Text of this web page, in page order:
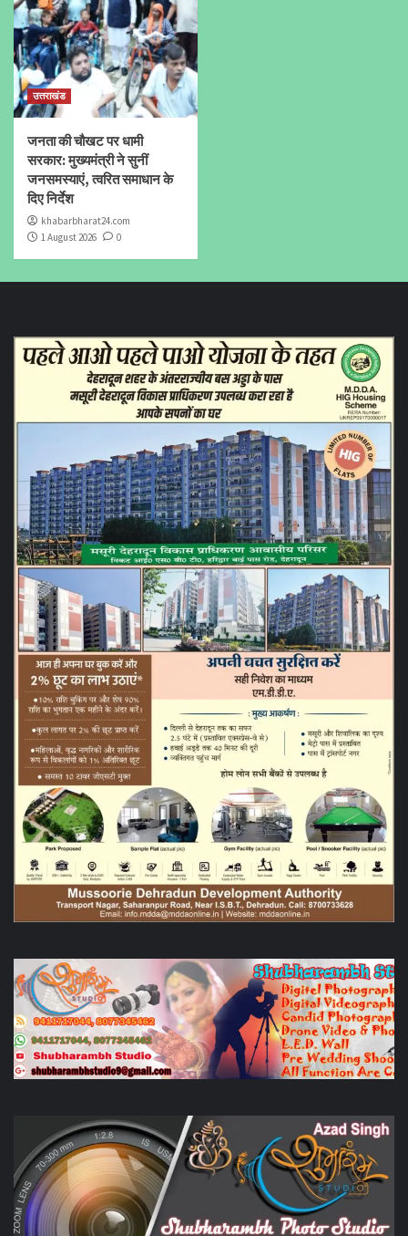
उत्तराखंड
जनता की चौखट पर धामी
सरकार: मुख्यमंत्री ने सुनीं
जनसमस्याएं, त्वरित समाधान के
दिए निर्देश
khabarbharat24.com
1 August 2026
0